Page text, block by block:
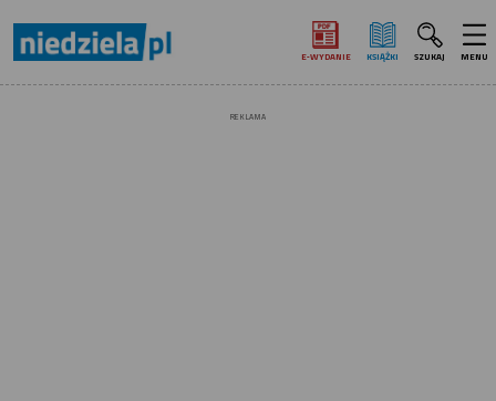
E‑WYDANIE KSIĄŻKI SZUKAJ MENU
REKLAMA